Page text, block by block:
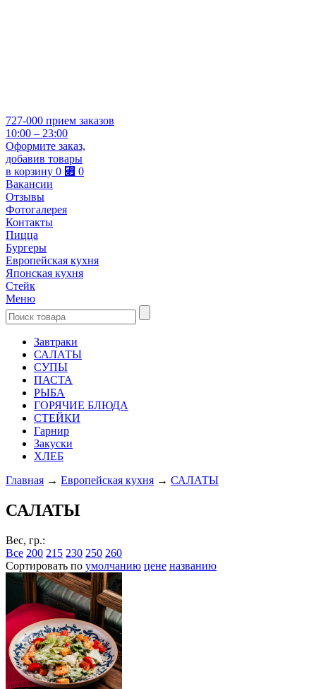
727-000 прием заказов
10:00 – 23:00
Оформите заказ,
добавив товары
в корзину 0 ⃏ 0
Вакансии
Отзывы
Фотогалерея
Контакты
Пицца
Бургеры
Европейская кухня
Японская кухня
Стейк
Меню
Завтраки
САЛАТЫ
СУПЫ
ПАСТА
РЫБА
ГОРЯЧИЕ БЛЮДА
СТЕЙКИ
Гарнир
Закуски
ХЛЕБ
Главная → Европейская кухня → САЛАТЫ
САЛАТЫ
Вес, гр.:
Все 200 215 230 250 260
Сортировать по умолчанию цене названию